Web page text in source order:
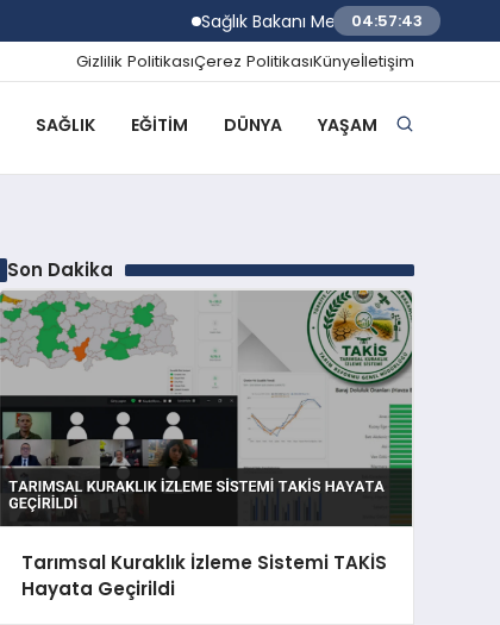
Sağlık Bakanı Memişoğlu Rize Şehir
04:57:44
Gizlilik PolitikasıÇerez PolitikasıKünyeİletişim
SAĞLIK EĞITIM DÜNYA YAŞAM
Son Dakika
Tarımsal Kuraklık İzleme Sistemi TAKİS
Hayata Geçirildi